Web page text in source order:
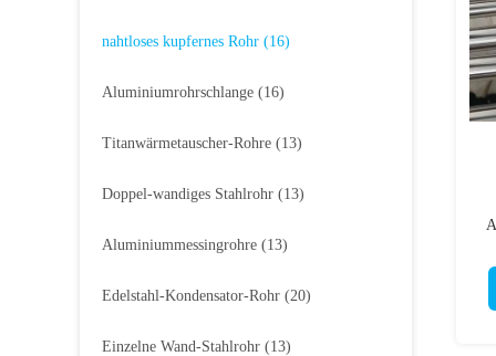
nahtloses kupfernes Rohr (16)
Aluminiumrohrschlange (16)
Titanwärmetauscher-Rohre (13)
Doppel-wandiges Stahlrohr (13)
Aluminiummessingrohre (13)
Edelstahl-Kondensator-Rohr (20)
Einzelne Wand-Stahlrohr (13)